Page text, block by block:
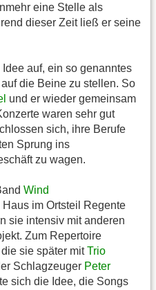
eine Stelle als
dieser Zeit ließ er seine
auf, ein so genanntes
die Beine zu stellen. So
und er wieder gemeinsam
waren sehr gut
sich, ihre Berufe
Sprung ins
zu wagen.
Wind
im Ortsteil Regente
sie intensiv mit anderen
Zum Repertoire
sie später mitTrio
Schlagzeuger Peter
sich die Idee, die Songs